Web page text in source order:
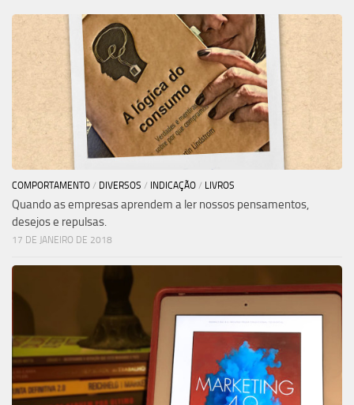
COMPORTAMENTO / DIVERSOS / INDICAÇÃO / LIVROS
Quando as empresas aprendem a ler nossos pensamentos,
desejos e repulsas.
17 DE JANEIRO DE 2018